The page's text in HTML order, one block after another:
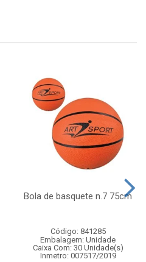
Bola de basquete n.7 75cm
Código: 841285
Embalagem: Unidade
Caixa Com: 30 Unidade(s)
Inmetro: 007517/2019